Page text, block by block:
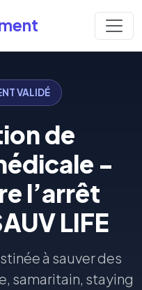
VALIDÉ
de
-
l’arrêt
LIFE
à sauver des
samaritain, staying